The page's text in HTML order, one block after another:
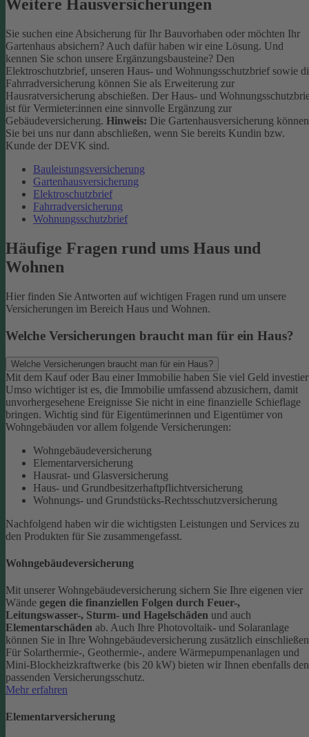
Weitere Hausversicherungen
Sie suchen eine Absicherung für Ihr Bauvorhaben oder möchten Ihr
Gartenhaus absichern? Auch dafür haben wir eine Lösung. Und
kennen Sie schon unsere Ergänzungsbausteine? Den
Elektroschutzbrief, unseren Haus- und Wohnungsschutzbrief sowie
Fahrradversicherung können Sie als Erweiterung zur
Hausratversicherung abschießen. Der Haus- und
ist für Vermieter:innen eine sinnvolle Ergänzung zur
Gebäudeversicherung. Hinweis: Die Gartenhausversicherung können
Sie bei uns nur dann abschließen, wenn Sie bereits Kundin bzw.
Kunde der DEVK sind.
Bauleistungsversicherung
Gartenhausversicherung
Elektroschutzbrief
Fahrradversicherung
Wohnungsschutzbrief
Häufige Fragen rund ums Haus und
Wohnen
Hier finden Sie Antworten auf wichtigen Fragen rund um unsere
Versicherungen im Bereich Haus und Wohnen.
Welche Versicherungen braucht man für ein Haus?
Welche Versicherungen braucht man für ein Haus?
Mit dem Kauf oder Bau einer Immobilie haben Sie viel Geld
Umso wichtiger ist es, die Immobilie umfassend abzusichern, damit
unvorhergesehene Ereignisse Sie nicht in eine finanzielle Schieflage
bringen. Wichtig sind für Eigentümerinnen und Eigentümer von
Wohngebäuden vor allem folgende Versicherungen:
Wohngebäudeversicherung
Elementarversicherung
Hausrat- und Glasversicherung
Haus- und Grundbesitzerhaftpflichtversicherung
Wohnungs- und Grundstücks-Rechtsschutzversicherung
Nachfolgend haben wir die wichtigsten Leistungen und Services zu
den Produkten für Sie zusammengefasst.
Wohngebäudeversicherung
Mit unserer Wohngebäudeversicherung sichern Sie Ihre eigenen vier
Wände gegen die finanziellen Folgen durch Feuer-,
Leitungswasser-, Sturm- und Hagelschäden und auch
Elementarschäden ab. Auch Ihre Photovoltaik- und Solaranlage
können Sie in Ihre Wohngebäudeversicherung zusätzlich
Für Solarthermie-, Geothermie-, andere Wärmepumpenanlagen und
Mini-Blockheizkraftwerke (bis 20 kW) bieten wir Ihnen ebenfalls den
passenden Versicherungsschutz.
Mehr erfahren
Elementarversicherung